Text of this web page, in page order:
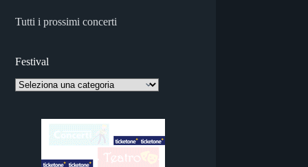
Tutti i prossimi concerti
Festival